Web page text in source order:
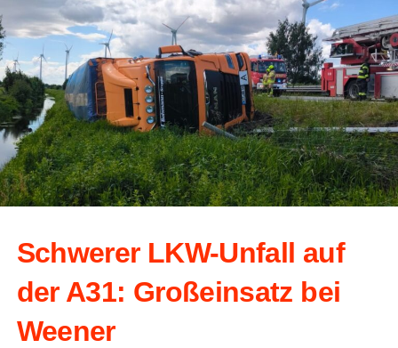
Schwe­rer LKW-Unfall auf
der A31: Groß­ein­satz bei
Weener